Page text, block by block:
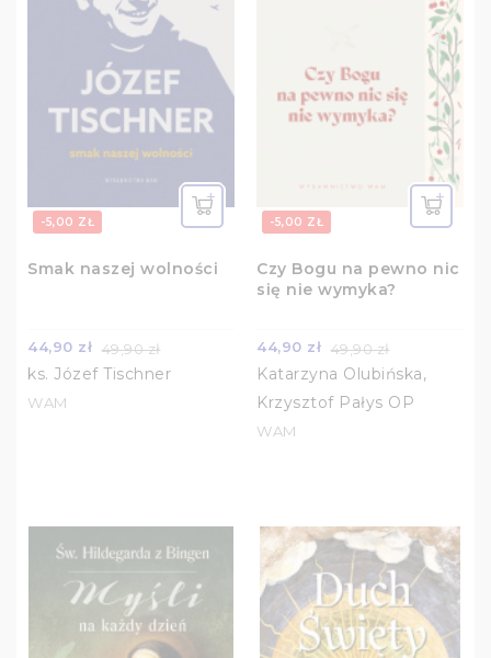
-5,00 ZŁ
Smak naszej wolności
44,90 zł 49,90 zł
ks. Józef Tischner
WAM
-5,00 ZŁ
Czy Bogu na pewno nic
się nie wymyka?
44,90 zł 49,90 zł
Katarzyna Olubińska,
Krzysztof Pałys OP
WAM